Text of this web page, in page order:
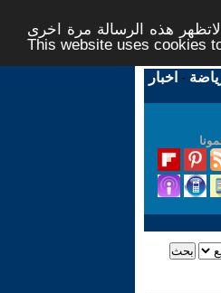
هذه الرسالة مرة اخرى -
This website uses cookies
- اخبار